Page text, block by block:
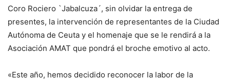
Coro Rociero `Jabalcuza´, sin olvidar la entrega de
presentes, la intervención de representantes de la Ciudad
Autónoma de Ceuta y el homenaje que se le rendirá a la
Asociación AMAT que pondrá el broche emotivo al acto.
«Este año, hemos decidido reconocer la labor de la